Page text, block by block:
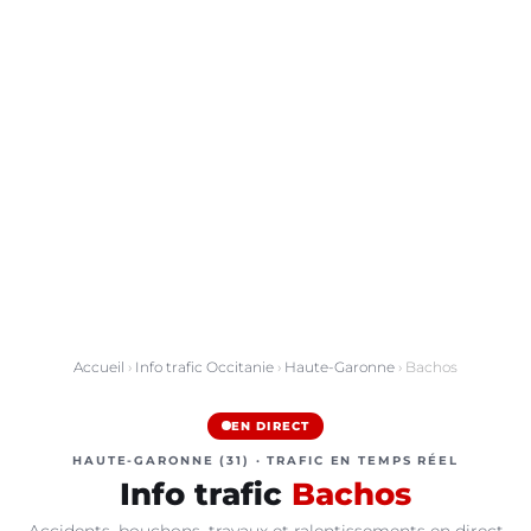
Accueil › Info trafic Occitanie › Haute-Garonne › Bachos
EN DIRECT
HAUTE-GARONNE (31) · TRAFIC EN TEMPS RÉEL
Info trafic Bachos